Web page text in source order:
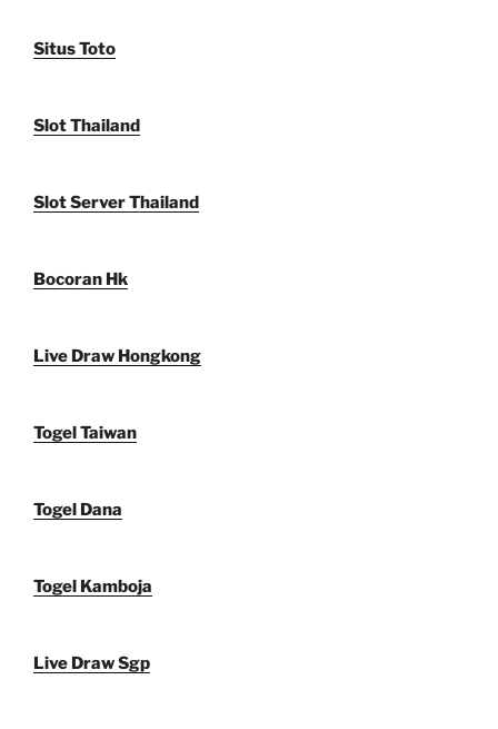
Situs Toto
Slot Thailand
Slot Server Thailand
Bocoran Hk
Live Draw Hongkong
Togel Taiwan
Togel Dana
Togel Kamboja
Live Draw Sgp